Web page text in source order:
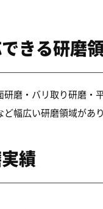
きる研磨
研磨・バリ取り研磨
幅広い研磨領域があり
績